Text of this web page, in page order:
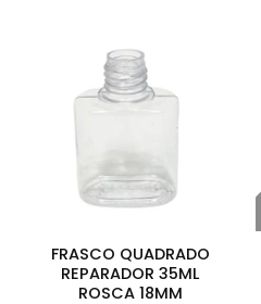
FRASCO QUADRADO
REPARADOR 35ML
ROSCA 18MM